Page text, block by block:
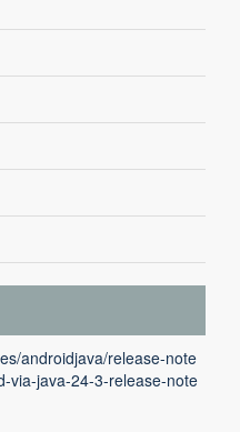
androidjava/release-note
via-java-24-3-release-note